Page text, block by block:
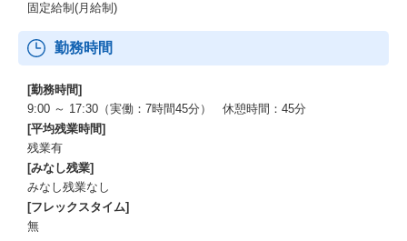
固定給制(月給制)
勤務時間
[勤務時間]
9:00 ～ 17:30（実働：7時間45分） 休憩時間：45分
[平均残業時間]
残業有
[みなし残業]
みなし残業なし
[フレックスタイム]
無